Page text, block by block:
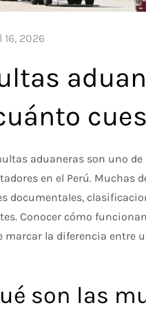
aduaneras son uno
en el Perú. Muchas
documentales,
Conocer cómo
marcar la diferencia entre
son las